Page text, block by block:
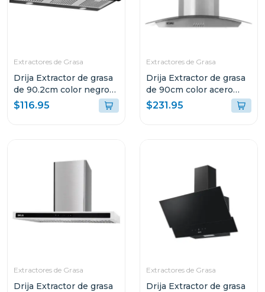
Extractores de Grasa
Drija Extractor de grasa
de 90.2cm color negro
compatto
$116.95
Extractores de Grasa
Drija Extractor de grasa
de 90cm color acero
galaxy 90
$231.95
Extractores de Grasa
Drija Extractor de grasa
Extractores de Grasa
Drija Extractor de grasa